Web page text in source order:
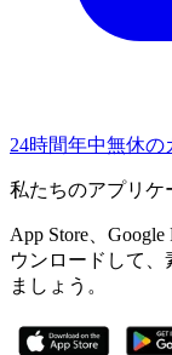
24時間年中無休の
私たちのアプリケ
App Store、
ウンロードして
ましょう。